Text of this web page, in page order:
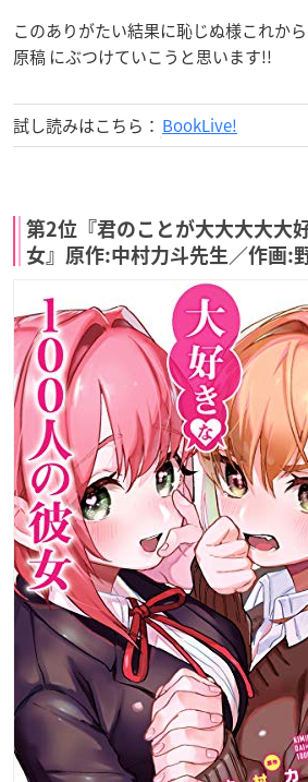
このありがたい結果に恥じぬ様これか
原稿 にぶつけていこうと思います!!
試し読みはこちら： BookLive!
第2位『君のことが大大大大大
女』原作:中村力斗先生／作画: